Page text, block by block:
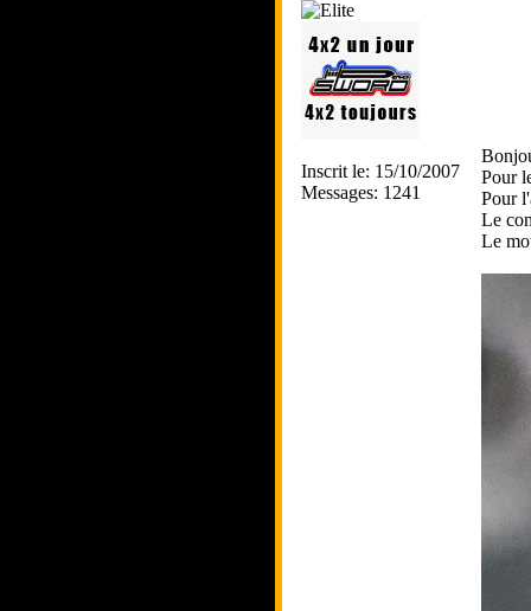
Inscrit le: 15/10/2007
Messages: 1241
Pour
Pour
Le
Le